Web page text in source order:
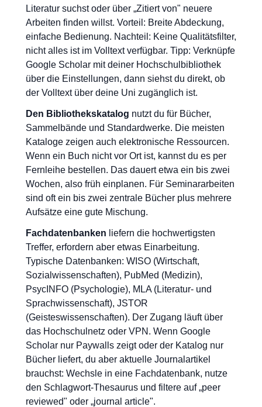
Literatur suchst oder über „Zitiert von" neuere
Arbeiten finden willst. Vorteil: Breite Abdeckung,
einfache Bedienung. Nachteil: Keine Qualitätsfilter,
nicht alles ist im Volltext verfügbar. Tipp: Verknüpfe
Google Scholar mit deiner Hochschulbibliothek
über die Einstellungen, dann siehst du direkt, ob
der Volltext über deine Uni zugänglich ist.
Den Bibliothekskatalog nutzt du für Bücher,
Sammelbände und Standardwerke. Die meisten
Kataloge zeigen auch elektronische Ressourcen.
Wenn ein Buch nicht vor Ort ist, kannst du es per
Fernleihe bestellen. Das dauert etwa ein bis zwei
Wochen, also früh einplanen. Für Seminararbeiten
sind oft ein bis zwei zentrale Bücher plus mehrere
Aufsätze eine gute Mischung.
Fachdatenbanken liefern die hochwertigsten
Treffer, erfordern aber etwas Einarbeitung.
Typische Datenbanken: WISO (Wirtschaft,
Sozialwissenschaften), PubMed (Medizin),
PsycINFO (Psychologie), MLA (Literatur- und
Sprachwissenschaft), JSTOR
(Geisteswissenschaften). Der Zugang läuft über
das Hochschulnetz oder VPN. Wenn Google
Scholar nur Paywalls zeigt oder der Katalog nur
Bücher liefert, du aber aktuelle Journalartikel
brauchst: Wechsle in eine Fachdatenbank, nutze
den Schlagwort-Thesaurus und filtere auf „peer
reviewed" oder „journal article".